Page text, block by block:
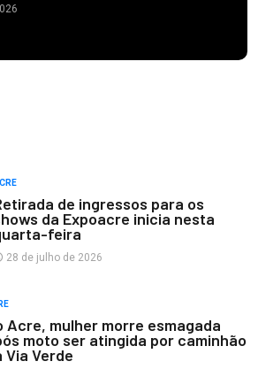
de ingressos para os
da Expoacre inicia nesta
feira
28 de julho de 2026
Acre, mulher morre esmagada
moto ser atingida por caminhão
Via Verde